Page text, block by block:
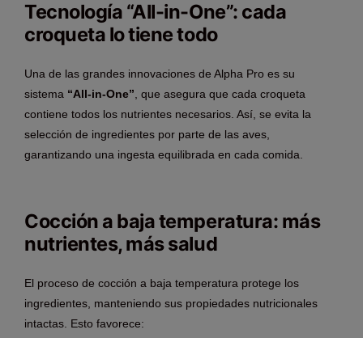
Tecnología “All-in-One”: cada
croqueta lo tiene todo
Una de las grandes innovaciones de Alpha Pro es su
sistema “All-in-One” , que asegura que cada croqueta
contiene todos los nutrientes necesarios. Así, se evita la
selección de ingredientes por parte de las aves,
garantizando una ingesta equilibrada en cada comida.
Cocción a baja temperatura: más
nutrientes, más salud
El proceso de cocción a baja temperatura protege los
ingredientes, manteniendo sus propiedades nutricionales
intactas. Esto favorece: